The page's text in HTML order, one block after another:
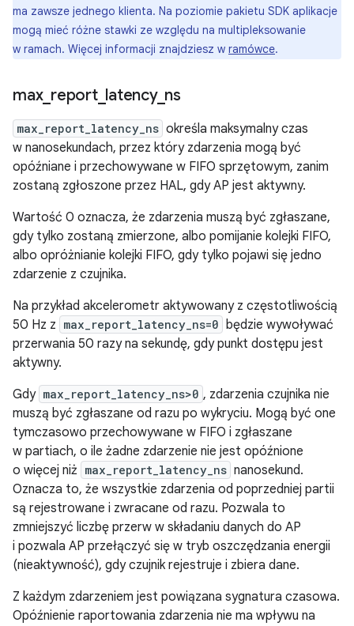
ma zawsze jednego klienta. Na poziomie pakietu SDK aplikacje
mogą mieć różne stawki ze względu na multipleksowanie
w ramach. Więcej informacji znajdziesz w ramówce.
max_ report_ latency_ ns
max_report_latency_ns określa maksymalny czas
w nanosekundach, przez który zdarzenia mogą być
opóźniane i przechowywane w FIFO sprzętowym, zanim
zostaną zgłoszone przez HAL, gdy AP jest aktywny.
Wartość 0 oznacza, że zdarzenia muszą być zgłaszane,
gdy tylko zostaną zmierzone, albo pomijanie kolejki FIFO,
albo opróżnianie kolejki FIFO, gdy tylko pojawi się jedno
zdarzenie z czujnika.
Na przykład akcelerometr aktywowany z częstotliwością
50 Hz z max_report_latency_ns=0 będzie wywoływać
przerwania 50 razy na sekundę, gdy punkt dostępu jest
aktywny.
Gdy max_report_latency_ns>0 , zdarzenia czujnika nie
muszą być zgłaszane od razu po wykryciu. Mogą być one
tymczasowo przechowywane w FIFO i zgłaszane
w partiach, o ile żadne zdarzenie nie jest opóźnione
o więcej niż max_report_latency_ns nanosekund.
Oznacza to, że wszystkie zdarzenia od poprzedniej partii
są rejestrowane i zwracane od razu. Pozwala to
zmniejszyć liczbę przerw w składaniu danych do AP
i pozwala AP przełączyć się w tryb oszczędzania energii
(nieaktywność), gdy czujnik rejestruje i zbiera dane.
Z każdym zdarzeniem jest powiązana sygnatura czasowa.
Opóźnienie raportowania zdarzenia nie ma wpływu na